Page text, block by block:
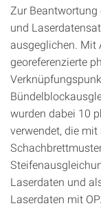
Zur Beantwortung
und
ausgeglichen. Mit
georeferenzierte
wurden dabei 10
verwendet, die
Laserdaten und
Laserdaten mit